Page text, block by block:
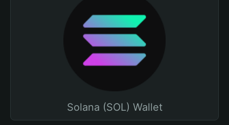
Solana (SOL) Wallet